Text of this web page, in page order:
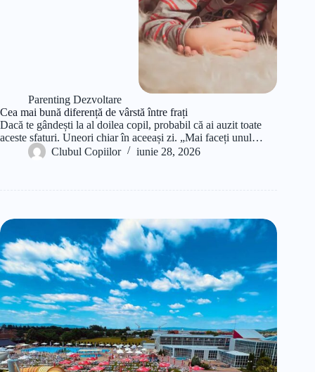
Parenting Dezvoltare
Cea mai bună diferență de vârstă între frați
Dacă te gândești la al doilea copil, probabil că ai auzit toate
aceste sfaturi. Uneori chiar în aceeași zi. „Mai faceți unul…
Clubul Copiilor
iunie 28, 2026